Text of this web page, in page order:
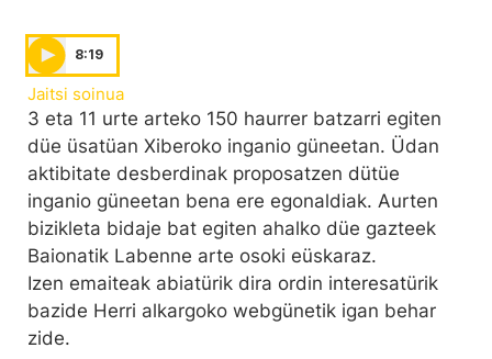
8:19
Jaitsi soinua
3 eta 11 urte arteko 150 haurrer batzarri egiten
düe üsatüan Xiberoko inganio güneetan. Üdan
aktibitate desberdinak proposatzen dütüe
inganio güneetan bena ere egonaldiak. Aurten
bizikleta bidaje bat egiten ahalko düe gazteek
Baionatik Labenne arte osoki eüskaraz.
Izen emaiteak abiatürik dira ordin interesatürik
bazide Herri alkargoko webgünetik igan behar
zide.